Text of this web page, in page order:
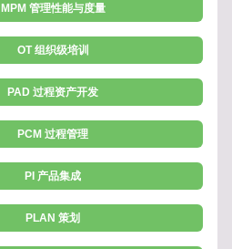
MPM 管理性能与度量
OT 组织级培训
PAD 过程资产开发
PCM 过程管理
PI 产品集成
PLAN 策划